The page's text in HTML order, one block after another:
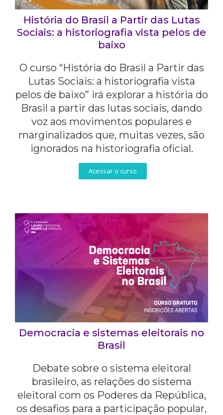
História do Brasil a Partir das Lutas
Sociais: a historiografia vista pelos de
baixo
O curso “História do Brasil a Partir das
Lutas Sociais: a historiografia vista
pelos de baixo” irá explorar a história do
Brasil a partir das lutas sociais, dando
voz aos movimentos populares e
marginalizados que, muitas vezes, são
ignorados na historiografia oficial.
Acessar o curso
Democracia e sistemas eleitorais no
Brasil
Debate sobre o sistema eleitoral
brasileiro, as relações do sistema
eleitoral com os Poderes da República,
os desafios para a participação popular,